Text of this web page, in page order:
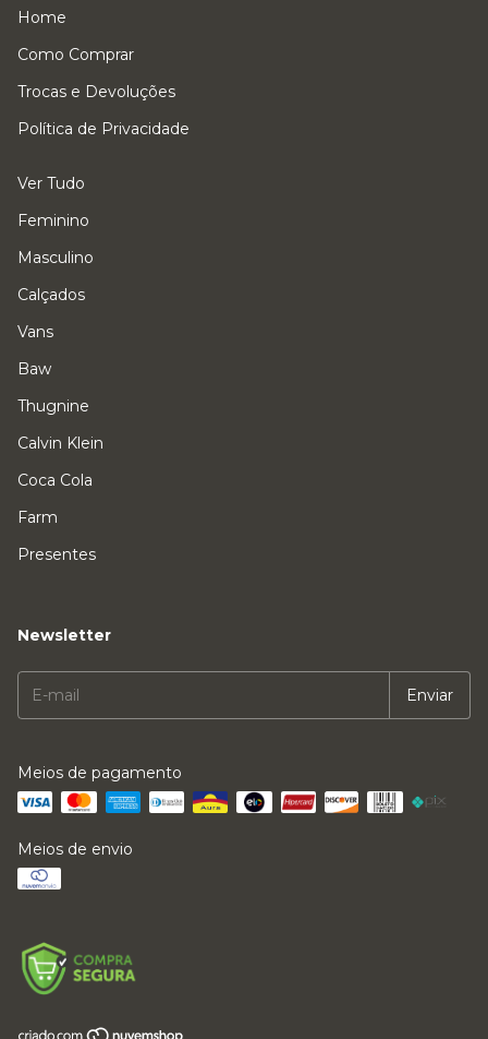
Home
Como Comprar
Trocas e Devoluções
Política de Privacidade
Ver Tudo
Feminino
Masculino
Calçados
Vans
Baw
Thugnine
Calvin Klein
Coca Cola
Farm
Presentes
Newsletter
Meios de pagamento
Meios de envio